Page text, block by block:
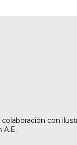
con
A.E.